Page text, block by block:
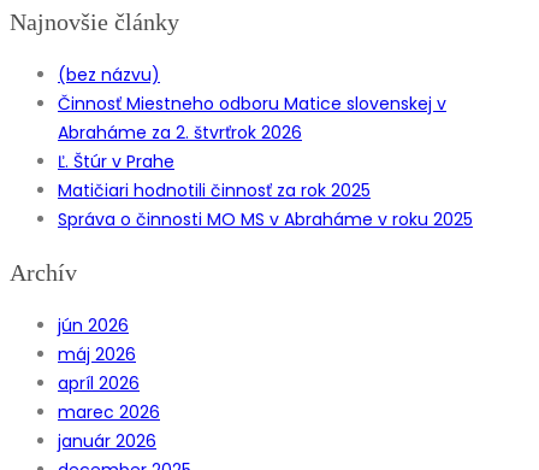
Najnovšie články
(bez názvu)
Činnosť Miestneho odboru Matice slovenskej v
Abraháme za 2. štvrťrok 2026
Ľ. Štúr v Prahe
Matičiari hodnotili činnosť za rok 2025
Správa o činnosti MO MS v Abraháme v roku 2025
Archív
jún 2026
máj 2026
apríl 2026
marec 2026
január 2026